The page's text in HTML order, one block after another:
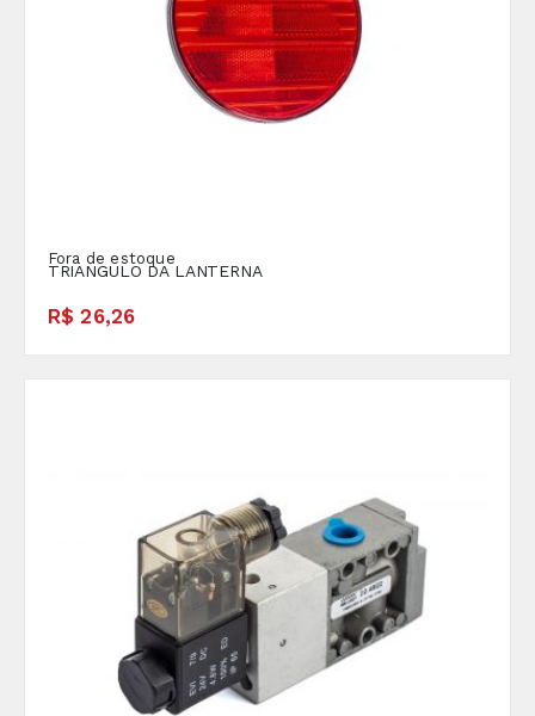
Fora de estoque
TRIANGULO DA LANTERNA
R$ 26,26